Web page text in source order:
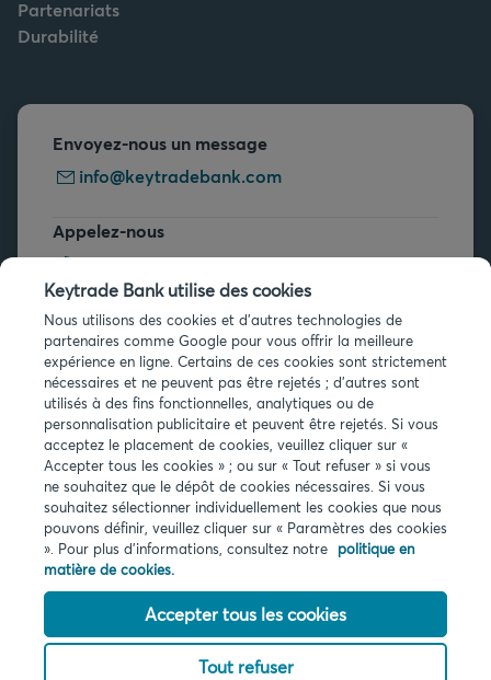
Partenariats
Durabilité
Envoyez-nous un message
info@keytradebank.com
Appelez-nous
+32 2 679 90 00
Vous avez des questions ?
Questions fréquentes
Infos légales
Privacy
Cookies
PSD2
Accessibilité
© 2026 Keytrade bank, succursale belge d'Arkéa Direct Bank SA (France),
Keytrade Bank utilise des cookies
Nous utilisons des cookies et d'autres technologies de
partenaires comme Google pour vous offrir la meilleure
expérience en ligne. Certains de ces cookies sont strictement
nécessaires et ne peuvent pas être rejetés ; d'autres sont
utilisés à des fins fonctionnelles, analytiques ou de
personnalisation publicitaire et peuvent être rejetés. Si vous
acceptez le placement de cookies, veuillez cliquer sur «
Accepter tous les cookies » ; ou sur « Tout refuser » si vous
ne souhaitez que le dépôt de cookies nécessaires. Si vous
souhaitez sélectionner individuellement les cookies que nous
pouvons définir, veuillez cliquer sur « Paramètres des cookies
». Pour plus d'informations, consultez notre politique en
matière de cookies.
Accepter tous les cookies
Tout refuser